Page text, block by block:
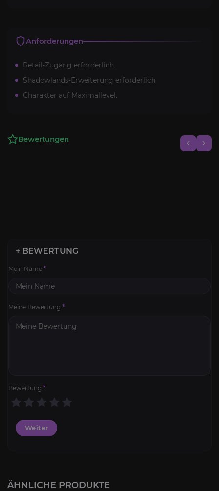
Anforderungen
Retail-Zugang erforderlich.
Shadowlands-Erweiterung erforderlich.
Charakter auf Maximallevel.
Bewertungen
+ BEWERTUNG
Mein Name *
Meine Bewertung *
Bewertung *
Weiter
ÄHNLICHE PRODUKTE